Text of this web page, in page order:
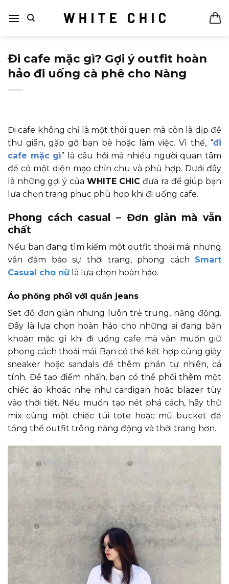
qua
Đi cafe mặc gì? Gợi ý outfit hoàn
hảo đi uống cà phê cho Nàng
Đi cafe không chỉ là một thói quen mà còn là dịp để
thư giãn, gặp gỡ bạn bè hoặc làm việc. Vì thế, “đi
cafe mặc gì” là câu hỏi mà nhiều người quan tâm
để có một diện mạo chỉn chu và phù hợp. Dưới đây
là những gợi ý của WHITE CHIC đưa ra để giúp bạn
lựa chọn trang phục phù hợp khi đi uống cafe.
Phong cách casual – Đơn giản mà vẫn
chất
Nếu bạn đang tìm kiếm một outfit thoải mái nhưng
vẫn đảm bảo sự thời trang, phong cách Smart
Casual cho nữlà lựa chọn hoàn hảo.
Áo phông phối với quần jeans
Set đồ đơn giản nhưng luôn trẻ trung, năng động.
Đây là lựa chọn hoàn hảo cho những ai đang băn
khoăn mặc gì khi đi uống cafe mà vẫn muốn giữ
phong cách thoải mái. Bạn có thể kết hợp cùng giày
sneaker hoặc sandals để thêm phần tự nhiên, cá
tính. Để tạo điểm nhấn, bạn có thể phối thêm một
chiếc áo khoác nhẹ như cardigan hoặc blazer tùy
vào thời tiết. Nếu muốn tạo nét phá cách, hãy thử
mix cùng một chiếc túi tote hoặc mũ bucket để
tổng thể outfit trông năng động và thời trang hơn.